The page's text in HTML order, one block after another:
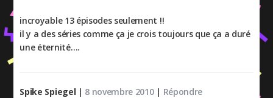
incroyable 13 épisodes seulement !!
il y a des séries comme ça je crois toujours que ça a duré
une éternité….
Spike Spiegel | 8 novembre 2010| Répondre